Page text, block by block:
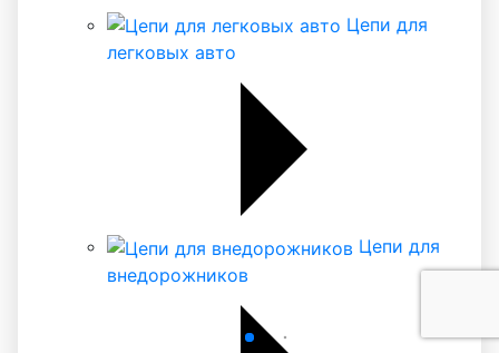
Цепи для
легковых авто
Цепи для
внедорожников